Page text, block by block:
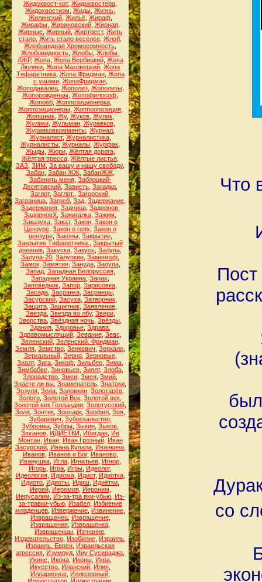
Жидохвост-кот, Жидохвостера
Жидохвостизм Жиды Жизнь
Жилинский, Жильё, Жираф,
Жирафы, Жириновский, Жирная,
Жирные Жирный Жиртрест, Жить
стало Жить стало веселее Жлоб
Жлобовидная Хромосомность
Жлобовидность Жлобы Жлобы.
ЛЖР, Жопа, Жопа Вербицкий, Жопа
Люляки Жопа Маковецкий Жопа
Тифаретника, Жопа Фридман, Жопа
с ушами, ЖопаФридман,
Жоподавалец, Жополиз, Жополизы,
Жопорожденцы Жопофилософ
Жопоёб, Жоппозиционерка,
Жоппозиционеры, Жоппоопозиция,
Жопшник Жу, Жуков Жулик
Жулики, Жульман, Журавков,
Журавковкомменты Журнал
Журналист, Журналистика,
Журналисты Журналы Журфак
Жыды, Жюри, Жёлтая дорога,
Жёлтая пресса Жёлтые листья
ЗАЗ ЗИМ За вашу и нашу свободу,
Забан, Забан ЖЖ, ЗабанЖЖ,
Забанить меня, Заблоцкий-
Десятовский Зависть Загадка
Заглот, Заглот. Загорский
Заграница Загреб Зад Задержание
Задержания, Задница, Задорнов,
ЗадорновХ Зажигалка Зажим
Заказуха Закат, Закон Закон о
Цензуре Закон о геях Закон о
цензуре, Законы, Закрытие,
Закрытие Тифаретника.
Закрытый
дневник Закуска Закусь Залупа
Залупа-20 Залупкин Заменгоф
Замок, Замятин, Зануда, Заоупа,
Запад, Западная Белоруссия,
Западная Украина Запах
Заповедник Запор Зарисовка
Засада, Засранка, Засранцы,
Засурский, Засуха, Затворник,
Защита, Защитник, Заявление,
Звезда, Звезда во лбу, Звери,
Зверства Звёздная ночь Звёзды
Здания Здоровье Здрава
Здравомыслящий, Зевание, Зевс
Зеленский, Зеленский. Фридман,
Земля Земство Зенкевич Зеркало
Зеркальный, Зерно, Зерновые,
Зиалт, Зига Зикоф Зильбер Зима
Зимбабве, Зиновьев, Зиялт, Злоба,
Злорадство Змеи Змея Змий
Знаете ли вы Знаменатель Знатоки
Зозуля Зола Золовкин Золотарёв
Золото Золотой Век Золотой век
Золотой век Голландии Золотусский
Золя Зонтик Зоопарк Зоофил Зоя
Зубаревич Зубоскальство,
Зубровка Зубры Зыкин Зыков
Зюганов ИДИЁТКИ Ибигдан Ив
Монтан, Иван, Иван Грозный, Иван
Засурский, Ивана Купала, Иванкина,
Иванов, Иванов и Бог, Иваново,
Иванушка Игла Игнатьев Игнор
Игорь Игра Игры Идеолог,
Идеология, Идиома, Идиот, Идиотка,
Идиото Идиоты Идиш Идиётки
Иерей, Иеремия, Иероним
Иерусалим
Из-за-тра вки-убью Из-
за-травки-убью, Изабел, Избиение
младенцев Извержение Извинение
Извращенец, Извращение,
Извращения Извращенка
Извращенцы Изгнание
Издевательство Изобилие Израиль
Израиль. Евреи Израильская
агрессия Изумруд Ииу Сусираджа
Икинс
Икона, Иконы, Икра,
Икусство Иланский Илия
Илларионов Иллюзорный
Что
со